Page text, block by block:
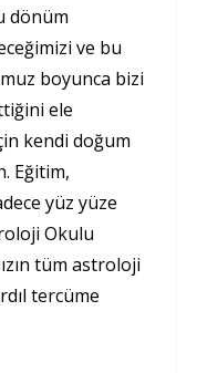
dönüm
ve bu
boyunca bizi
ele
kendi doğum
Eğitim,
yüz yüze
Okulu
tüm astroloji
tercüme